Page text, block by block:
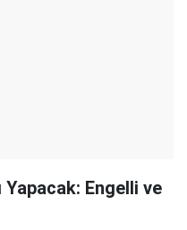
Yapacak: Engelli ve